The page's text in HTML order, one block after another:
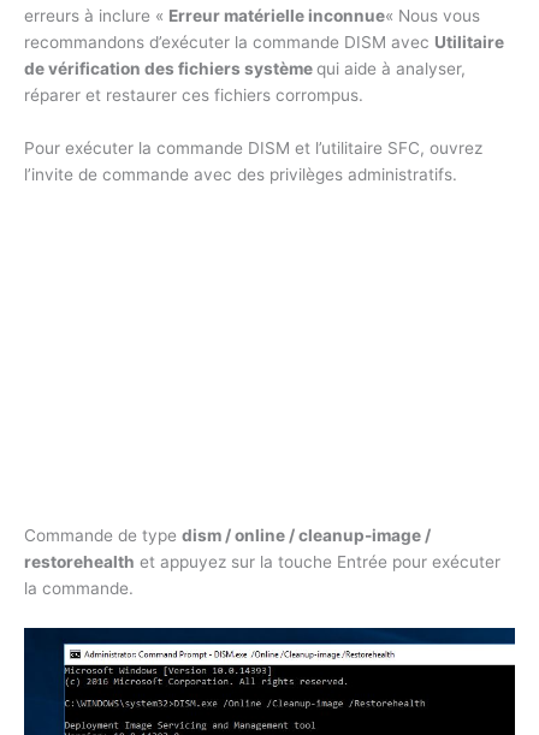
erreurs à inclure « Erreur matérielle inconnue« Nous vous
recommandons d’exécuter la commande DISM avec Utilitaire
de vérification des fichiers systèmequi aide à analyser,
réparer et restaurer ces fichiers corrompus.
Pour exécuter la commande DISM et l’utilitaire SFC, ouvrez
l’invite de commande avec des privilèges administratifs.
Commande de type dism / online / cleanup-image /
restorehealth et appuyez sur la touche Entrée pour exécuter
la commande.